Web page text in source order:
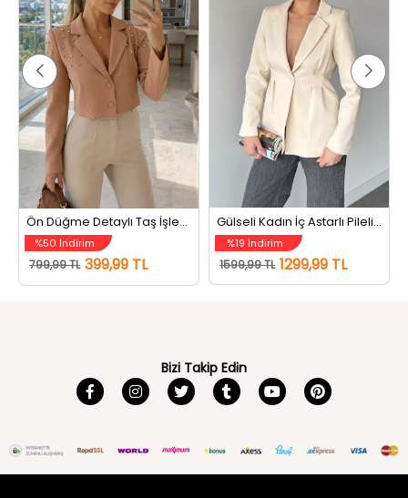
Ön Düğme Detaylı Taş İşlemeli Kadın Kısa Blazer Ceket Bisküvi
%50 İndirim
799,99 TL 399,99 TL
Gülseli Kadın İç Astarlı Pileli Blazer Ceket Taş
%19 İndirim
1599,99 TL 1299,99 TL
Bizi Takip Edin